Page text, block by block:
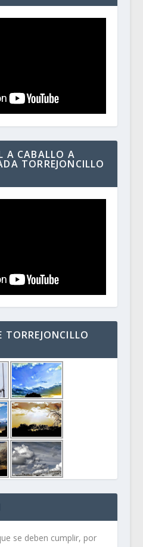
A CABALLO A
TORREJONCILLO
TORREJONCILLO
se deben cumplir, por